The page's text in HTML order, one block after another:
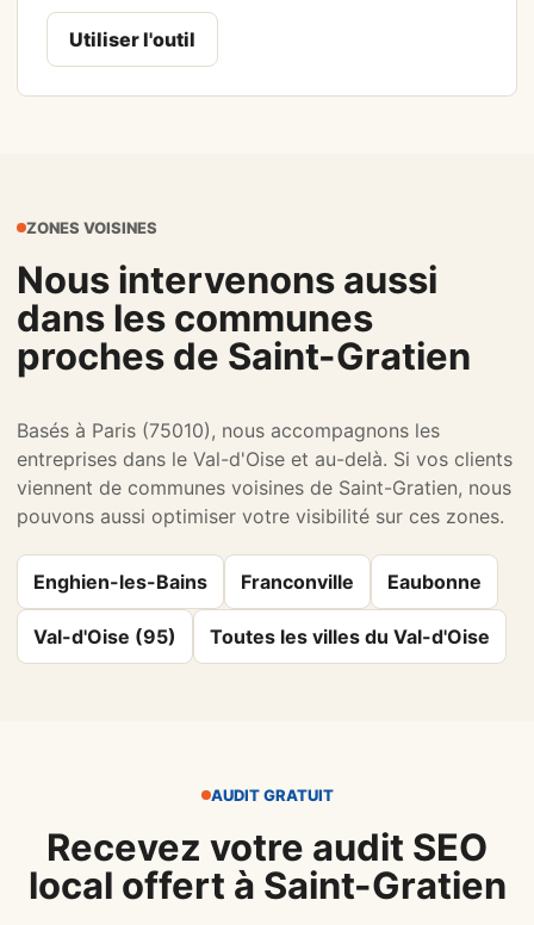
Utiliser l'outil
ZONES VOISINES
Nous intervenons aussi
dans les communes
proches de Saint-Gratien
Basés à Paris (75010), nous accompagnons les
entreprises dans le Val-d'Oise et au-delà. Si vos clients
viennent de communes voisines de Saint-Gratien, nous
pouvons aussi optimiser votre visibilité sur ces zones.
Enghien-les-Bains Franconville Eaubonne
Val-d'Oise (95) Toutes les villes du Val-d'Oise
AUDIT GRATUIT
Recevez votre audit SEO
local offert à Saint-Gratien